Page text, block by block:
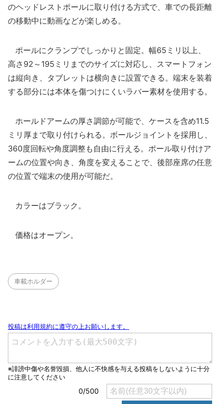
のヘッドレストポールに取り付ける方式で、車での長距離
の移動中に動画などが楽しめる。
ポールにクランプでしっかりと固定。幅65ミリ以上、
高さ92～195ミリまでのサイズに対応し、スマートフォン
は縦向き、タブレットは横向きに設置できる。端末を装着
する部分には本体を傷つけにくいラバー素材を使用する。
ホールドアームの厚さ調節が可能で、ケースを含め11.5
ミリ厚まで取り付けられる。ボールジョイントを採用し、
360度回転や角度調整も自由に行える。ポール取り付けア
ームの位置や向き、角度を変えることで、後部座席の任意
の位置で端末の使用が可能だ。
カラーはブラック。
価格はオープン。
車載ホルダー